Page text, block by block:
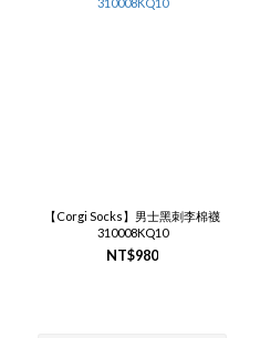
【Corgi Socks】男士黑刺李棉襪
310008KQ10
NT$980